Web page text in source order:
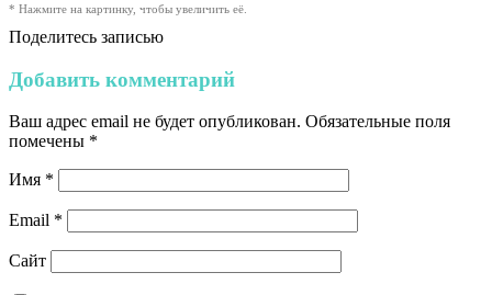
* Нажмите на картинку, чтобы увеличить её.
Поделитесь записью
Добавить комментарий
Ваш адрес email не будет опубликован. Обязательные поля
помечены *
Имя *
Email *
Сайт